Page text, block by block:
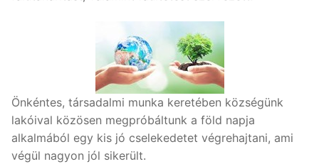
Önkéntes, társadalmi munka keretében községünk
lakóival közösen megpróbáltunk a föld napja
alkalmából egy kis jó cselekedetet végrehajtani, ami
végül nagyon jól sikerült.